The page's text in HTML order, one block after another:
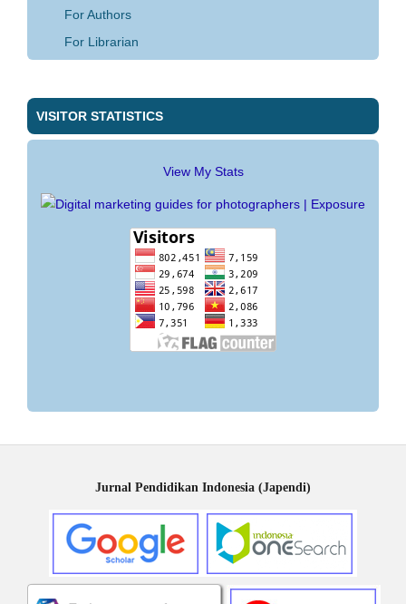
For Authors
For Librarian
VISITOR STATISTICS
View My Stats
Jurnal Pendidikan Indonesia (Japendi)